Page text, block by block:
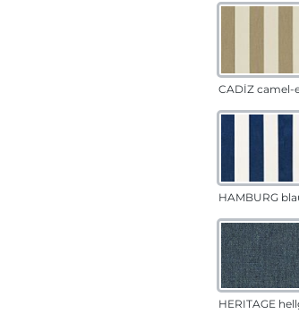
CADÍZ camel-
HAMBURG
HERITAGE